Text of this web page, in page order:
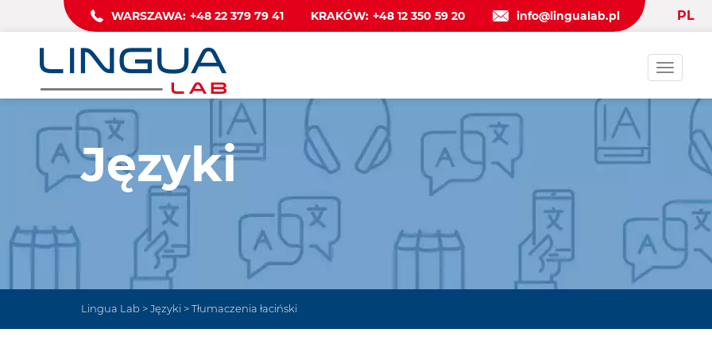
WARSZAWA: +48 22 379 79 41 KRAKÓW: +48 12 350 59 20 info@lingualab.pl PL
Toggle
Języki
Lingua Lab >Języki >Tłumaczenia łaciński